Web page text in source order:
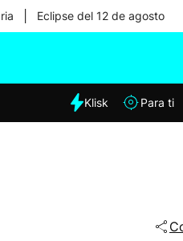
Eclipse del 12 de agosto
Klisk Para ti